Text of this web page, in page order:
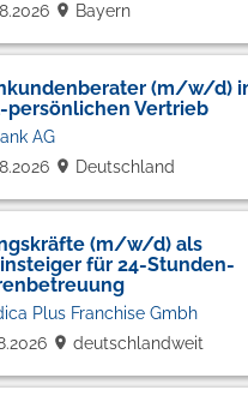
Bayern
(m/w/d)
persönlichen Vertrieb
AG
Deutschland
(m/w/d) als
für 24-Stunden-
Plus Franchise Gmbh
deutschlandweit